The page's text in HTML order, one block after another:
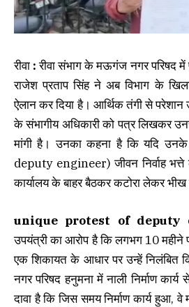
रीवा :रीवा संभाग के मऊगंज नगर परिषद में
राजेश प्रताप सिंह ने अब विभाग के
ऐलान कर दिया है। आर्थिक तंगी से परेशान
के संभागीय अधिकारी को पत्र लिखकर
मांगी है। उनका कहना है कि यदि
deputy engineer) जीवन निर्वाह
कार्यालय के बाहर बैठकर कटोरा लेकर
unique protest of deputy
उपयंत्री का आरोप है कि लगभग 10 महीने
एक शिकायत के आधार पर उन्हें निलंबित
नगर परिषद हनुमना में नाली निर्माण
दावा है कि जिस समय निर्माण कार्य हुआ,